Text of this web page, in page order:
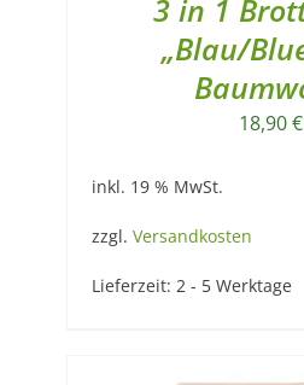
3 in 1
„Blau/
18,90€
inkl. 19 % MwSt.
zzgl. Versandkosten
Lieferzeit: 2 - 5 Werktage